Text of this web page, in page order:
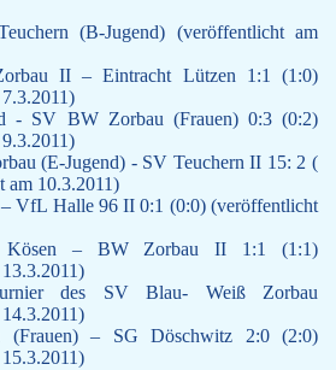
(B-Jugend) (veröffentlicht am
II – Eintracht Lützen 1:1 (1:0)
- SV BW Zorbau (Frauen) 0:3 (0:2)
(E-Jugend) - SV Teuchern II 15: 2 (
am 10.3.2011)
VfL Halle 96 II 0:1 (0:0) (veröffentlicht
Kösen – BW Zorbau II 1:1 (1:1)
des SV Blau- Weiß Zorbau
– SG Döschwitz 2:0 (2:0)